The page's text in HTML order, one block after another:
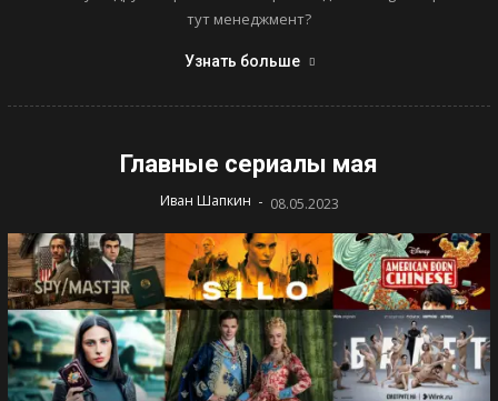
тут менеджмент?
Узнать больше
Главные сериалы мая
Иван Шапкин - 08.05.2023